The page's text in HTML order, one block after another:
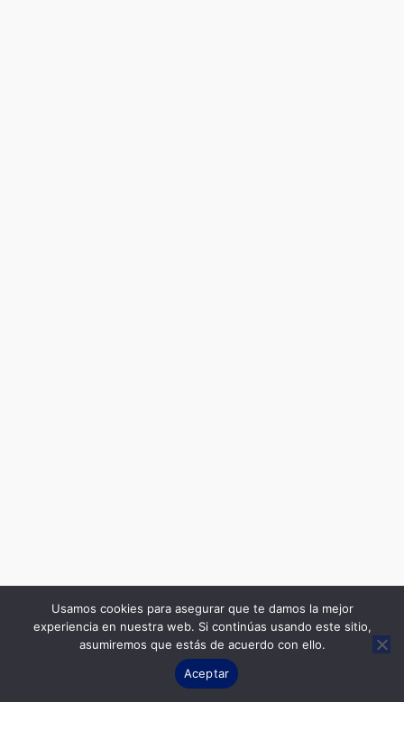
Usamos cookies para asegurar que te damos la mejor
experiencia en nuestra web. Si continúas usando este sitio,
asumiremos que estás de acuerdo con ello.
Aceptar
Contact us